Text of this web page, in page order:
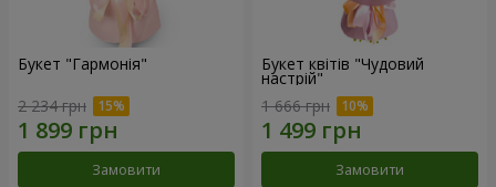
Букет "Гармонія"
2 234 грн
Замовити
Букет квітів "Чудовий
настрій"
1 666 грн
Замовити